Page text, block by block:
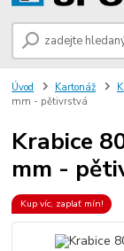
Úvod Kartonáž
mm - pětivrstvá
Krabice
mm -
Kup víc, zaplať mín!